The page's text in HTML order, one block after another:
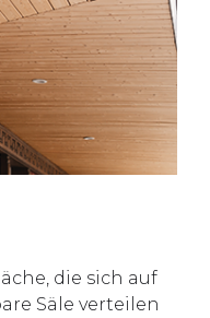
die sich auf
Säle verteilen